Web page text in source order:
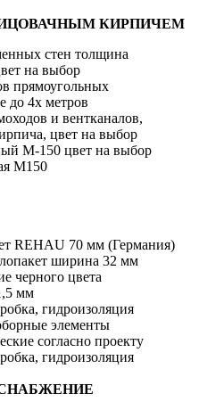
КИРПИЧЕМ
стен толщина
на выбор
прямоугольных
до 4х метров
и вентканалов,
цвет на выбор
М-150 цвет на выбор
М150
REHAU 70 мм (Германия)
ширина 32 мм
черного цвета
мм
гидроизоляция
элементы
согласно проекту
гидроизоляция